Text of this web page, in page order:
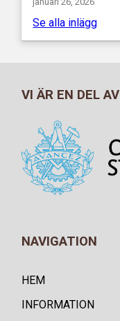
Se alla inlägg
VI ÄR EN DEL AV
NAVIGATION
HEM
INFORMATION